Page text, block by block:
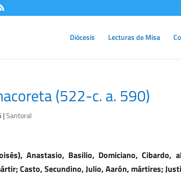
Diócesis Lecturas de Misa
(522-c. a. 590)
|Santoral
Anastasio, Basilio, Domiciano, Cibardo,
Casto, Secundino, Julio, Aarón, mártires;